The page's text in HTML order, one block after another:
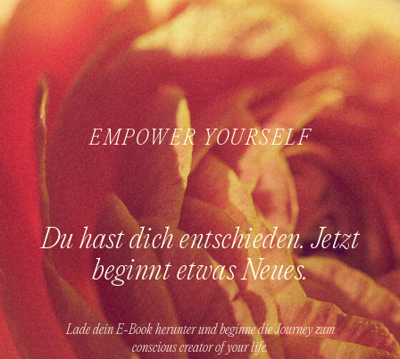
EMPOWER YOURSELF
Du hast dich entschieden. Jetzt
beginnt etwas Neues.
Lade dein E-Book herunter und beginne die Journey zum
conscious creator of your life.